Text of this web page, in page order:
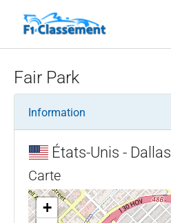
Fair Park
Information
États-Unis - Dallas
Carte
+